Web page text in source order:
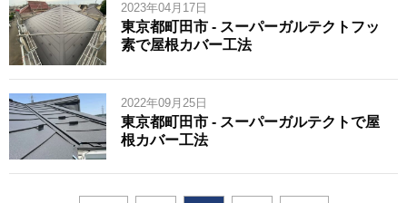
2023年04月17日
東京都町田市 - スーパーガルテクトフッ
素で屋根カバー工法
2022年09月25日
東京都町田市 - スーパーガルテクトで屋
根カバー工法